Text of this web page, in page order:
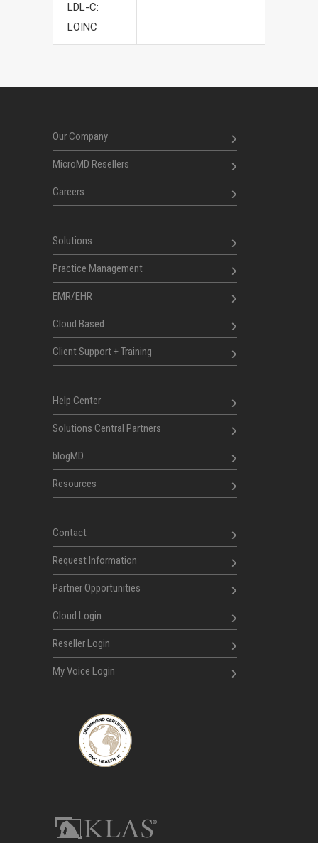
LDL-C:
LOINC
Our Company
MicroMD Resellers
Careers
Solutions
Practice Management
EMR/EHR
Cloud Based
Client Support + Training
Help Center
Solutions Central Partners
blogMD
Resources
Contact
Request Information
Partner Opportunities
Cloud Login
Reseller Login
My Voice Login